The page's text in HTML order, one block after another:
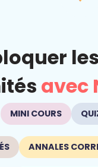
avec
MINI COURS
ANNALES